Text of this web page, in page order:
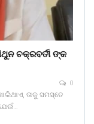
ଚକ୍ରବର୍ତୀ ଙ୍କ
0
ତାକୁ ସମସ୍ତେ